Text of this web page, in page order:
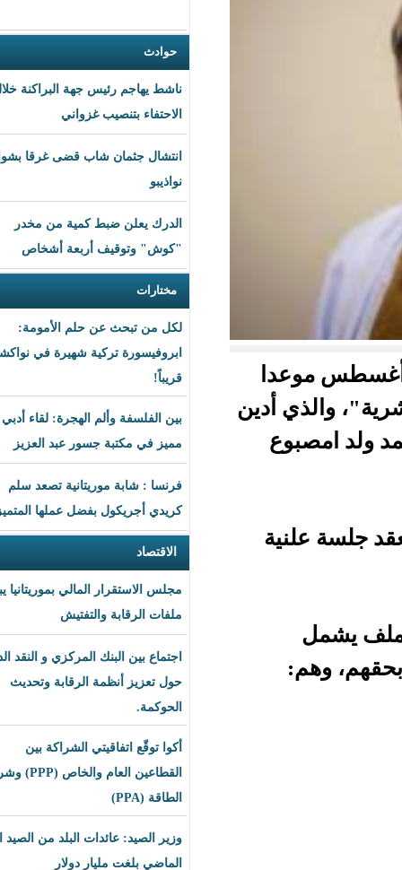
ناشط يهاجم رئيس جهة البراكنة خلال
الاحتفاء بتنصيب غزواني
انتشال جثمان شاب قضى غرقا بشواطئ
الدرك يعلن ضبط كمية من مخدر
"كوش" وتوقيف أربعة أشخاص
لكل من تبحث عن حلم الأمومة:
ابروفيسورة تركية شهيرة في نواكشوط
قريباً!
بين الفلسفة وألم الهجرة: لقاء أدبي
مميز في مكتبة جسور عبد العزيز
فرنسا : شابة موريتانية تصعد سلم
كريدي أجريكول بفضل عملها المتميز
الاقتصاد
مجلس الاستقرار المالي بموريتانيا يبحث
ملفات الرقابة والتفتيش
اجتماع بين البنك المركزي و النقد الدولي
حول تعزيز أنظمة الرقابة وتحديث
أكوا توقّع اتفاقيتي الشراكة بين
القطاعين العام والخاص (PPP) وشراء
وزير الصيد: عائدات البلد من الصيد العام
الماضي بلغت مليار دولار
أدين